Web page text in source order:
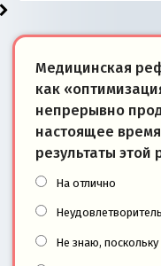
Медицинская
как
непрерывно
настоящее
результаты
На отлично
Не знаю,